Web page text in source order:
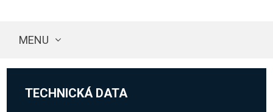
MENU
TECHNICKÁ DATA